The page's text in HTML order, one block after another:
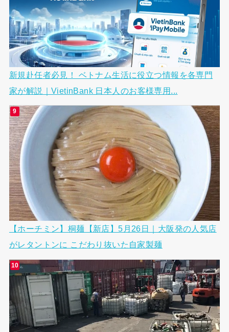
新規赴任者必見！ ベトナム生活に役立つ情報を各専門
家が解説｜VietinBank 日本人のお客様専用...
【ホーチミン】桐麺【新店】5月26日｜大阪発の人気店
がレタントンに こだわり抜いた自家製麺